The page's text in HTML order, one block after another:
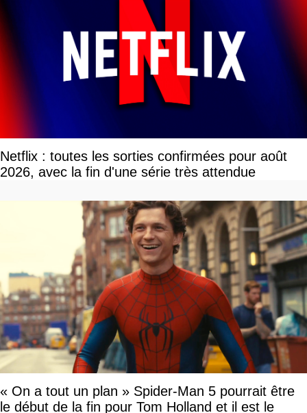
Netflix : toutes les sorties confirmées pour août
2026, avec la fin d'une série très attendue
« On a tout un plan » Spider-Man 5 pourrait être
le début de la fin pour Tom Holland et il est le